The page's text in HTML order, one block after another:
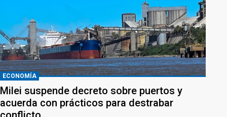
ECONOMÍA
Milei suspende decreto sobre puertos y
acuerda con prácticos para destrabar